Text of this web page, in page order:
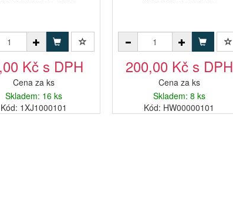
Kč s DPH
Cena za ks
Skladem: 16 ks
Kód: 1XJ1000101
200,00 Kč s DPH
Cena za ks
Skladem: 8 ks
Kód: HW00000101